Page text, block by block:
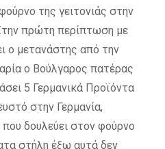
της γειτονιάς στην
πρώτη περίπτωση με
ο μετανάστης από την
ο Βούλγαρος πατέρας
5 Γερμανικά Προϊόντα
στην Γερμανία,
δουλεύει στον φούρνο
στήλη έξω αυτά δεν